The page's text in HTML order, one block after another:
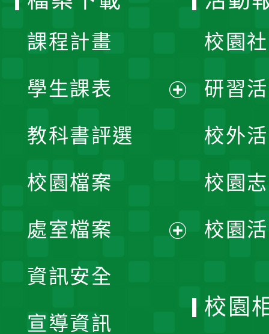
課程計畫
學生課表
單
教科書評選
校園檔案
處室檔案
資訊安全
宣導資訊
校園
研習
校外
校園
校園
校園